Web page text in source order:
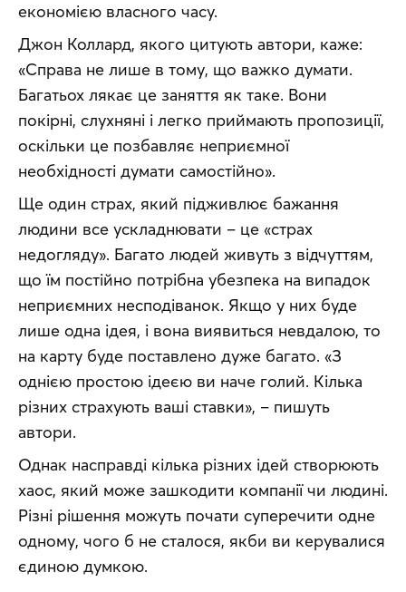
економією власного часу.
Джон Коллард, якого цитують автори, каже:
«Справа не лише в тому, що важко думати.
Багатьох лякає це заняття як таке. Вони
покірні, слухняні і легко приймають пропозиції,
оскільки це позбавляє неприємної
необхідності думати самостійно».
Ще один страх, який підживлює бажання
людини все ускладнювати – це «страх
недогляду». Багато людей живуть з відчуттям,
що їм постійно потрібна убезпека на випадок
неприємних несподіванок. Якщо у них буде
лише одна ідея, і вона виявиться невдалою, то
на карту буде поставлено дуже багато. «З
однією простою ідеєю ви наче голий. Кілька
різних страхують ваші ставки», – пишуть
автори.
Однак насправді кілька різних ідей створюють
хаос, який може зашкодити компанії чи людині.
Різні рішення можуть почати суперечити одне
одному, чого б не сталося, якби ви керувалися
єдиною думкою.